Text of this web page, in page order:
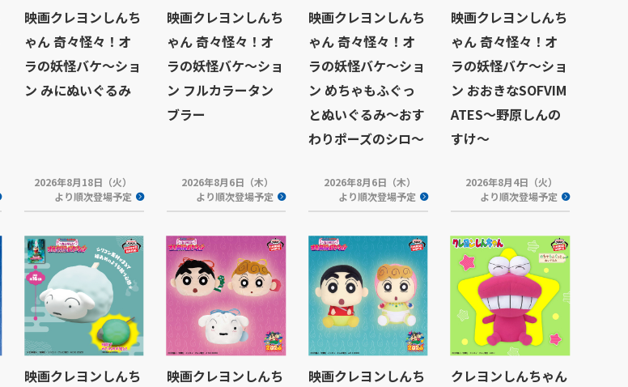
映画クレヨンしんち
ゃん 奇々怪々！オ
ラの妖怪バケ～ショ
ン みにぬいぐるみ
2026年8月18日（火）
より順次登場予定
映画クレヨンしんち
ゃん 奇々怪々！オ
ラの妖怪バケ～ショ
ン フルカラータン
ブラー
2026年8月6日（木）
より順次登場予定
映画クレヨンしんち
ゃん 奇々怪々！オ
ラの妖怪バケ～ショ
ン めちゃもふぐっ
とぬいぐるみ～おす
わりポーズのシロ～
2026年8月6日（木）
より順次登場予定
映画クレヨンしんち
ゃん 奇々怪々！オ
ラの妖怪バケ～ショ
ン おおきなSOFVIM
ATES～野原しんの
すけ～
2026年8月4日（火）
より順次登場予定
映画クレヨンしんち
映画クレヨンしんち
映画クレヨンしんち
クレヨンしんちゃん